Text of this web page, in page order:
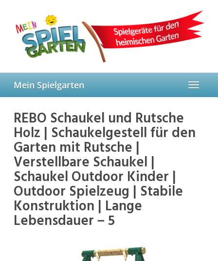
content
Toggle
Mein Spielgarten
REBO Schaukel und Rutsche
Holz | Schaukelgestell für den
Garten mit Rutsche |
Verstellbare Schaukel |
Schaukel Outdoor Kinder |
Outdoor Spielzeug | Stabile
Konstruktion | Lange
Lebensdauer – 5